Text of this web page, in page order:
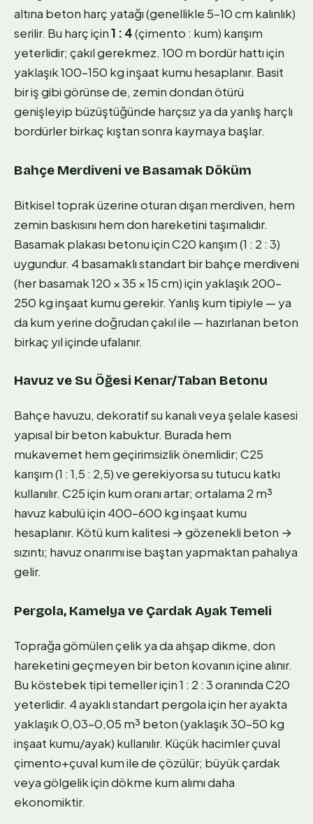
altına beton harç yatağı (genellikle 5–10 cm kalınlık)
serilir. Bu harç için1 : 4(çimento : kum) karışım
yeterlidir; çakıl gerekmez. 100 m bordür hattı için
yaklaşık 100–150 kg inşaat kumu hesaplanır. Basit
bir iş gibi görünse de, zemin dondan ötürü
genişleyip büzüştüğünde harçsız ya da yanlış harçlı
bordürler birkaç kıştan sonra kaymaya başlar.
Bahçe Merdiveni ve Basamak Döküm
Bitkisel toprak üzerine oturan dışarı merdiven, hem
zemin baskısını hem don hareketini taşımalıdır.
Basamak plakası betonu için C20 karışım (1 : 2 : 3)
uygundur. 4 basamaklı standart bir bahçe merdiveni
(her basamak 120 × 35 × 15 cm) için yaklaşık 200–
250 kg inşaat kumu gerekir. Yanlış kum tipiyle — ya
da kum yerine doğrudan çakıl ile — hazırlanan beton
birkaç yıl içinde ufalanır.
Havuz ve Su Öğesi Kenar/Taban Betonu
Bahçe havuzu, dekoratif su kanalı veya şelale kasesi
yapısal bir beton kabuktur. Burada hem
mukavemet hem geçirimsizlik önemlidir; C25
karışım (1 : 1,5 : 2,5) ve gerekiyorsa su tutucu katkı
kullanılır. C25 için kum oranı artar; ortalama 2 m³
havuz kabulü için 400–600 kg inşaat kumu
hesaplanır. Kötü kum kalitesi → gözenekli beton →
sızıntı; havuz onarımı ise baştan yapmaktan pahalıya
gelir.
Pergola, Kamelya ve Çardak Ayak Temeli
Toprağa gömülen çelik ya da ahşap dikme, don
hareketini geçmeyen bir beton kovanın içine alınır.
Bu köstebek tipi temeller için 1 : 2 : 3 oranında C20
yeterlidir. 4 ayaklı standart pergola için her ayakta
yaklaşık 0,03–0,05 m³ beton (yaklaşık 30–50 kg
inşaat kumu/ayak) kullanılır. Küçük hacimler çuval
çimento+çuval kum ile de çözülür; büyük çardak
veya gölgelik için dökme kum alımı daha
ekonomiktir.